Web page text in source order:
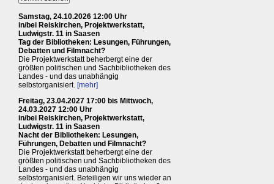
Samstag, 24.10.2026 12:00 Uhr
in/bei Reiskirchen, Projektwerkstatt,
Ludwigstr. 11 in Saasen
Tag der Bibliotheken: Lesungen, Führungen,
Debatten und Filmnacht?
Die Projektwerkstatt beherbergt eine der
größten politischen und Sachbibliotheken des
Landes - und das unabhängig
selbstorganisiert. [mehr]
Freitag, 23.04.2027 17:00 bis Mittwoch,
24.03.2027 12:00 Uhr
in/bei Reiskirchen, Projektwerkstatt,
Ludwigstr. 11 in Saasen
Nacht der Bibliotheken: Lesungen,
Führungen, Debatten und Filmnacht?
Die Projektwerkstatt beherbergt eine der
größten politischen und Sachbibliotheken des
Landes - und das unabhängig
selbstorganisiert. Beteiligen wir uns wieder an